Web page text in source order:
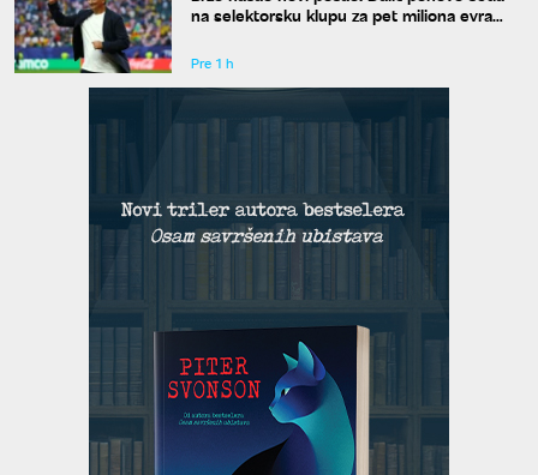
na selektorsku klupu za pet miliona evra
Pre 1 h